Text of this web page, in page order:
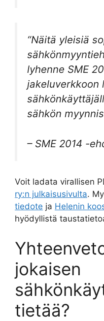
“Näitä yleisiä
lyhenne SME
jakeluverkkoon
sähkön
– SME 2014 -
Voit ladata virallisen
ry:n julkaisusivulta.
tiedote ja Helenin
hyödyllistä
jokaisen
tietää?